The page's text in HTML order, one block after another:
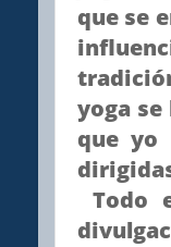
que se
yoga se
que yo
Todo